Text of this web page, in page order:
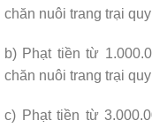
chăn nuôi trang trại
b) Phạt tiền từ
chăn nuôi trang trại
c) Phạt tiền từ